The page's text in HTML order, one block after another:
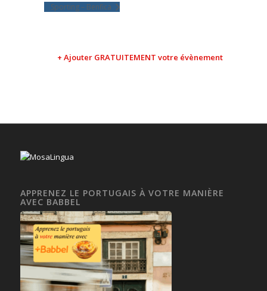
Sporting – Benfica
+ Ajouter GRATUITEMENT votre évènement
APPRENEZ LE PORTUGAIS À VOTRE MANIÈRE
AVEC BABBEL